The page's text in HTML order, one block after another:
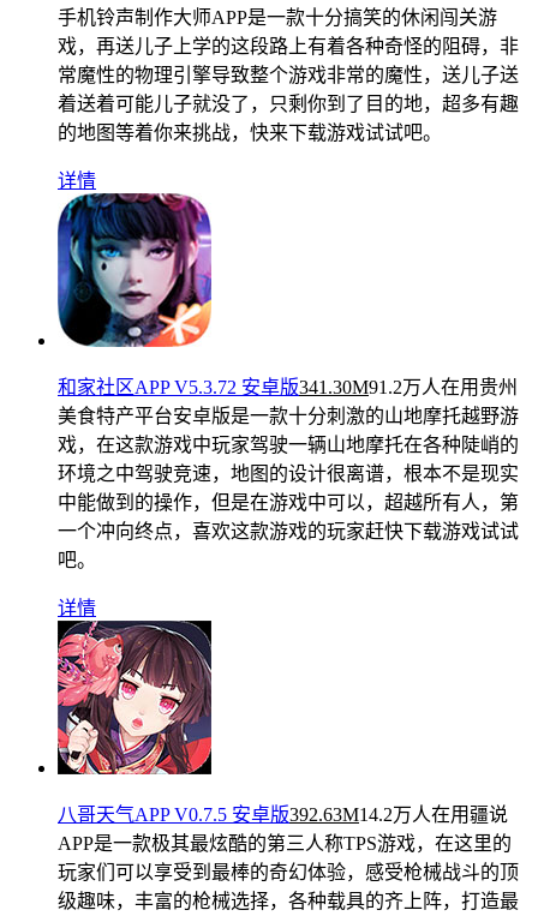
手机铃声制作大师APP是一款十分搞笑的休闲闯关游
戏，再送儿子上学的这段路上有着各种奇怪的阻碍，非
常魔性的物理引擎导致整个游戏非常的魔性，送儿子送
着送着可能儿子就没了，只剩你到了目的地，超多有趣
的地图等着你来挑战，快来下载游戏试试吧。
详情
和家社区APP V5.3.72 安卓版341.30M91.2万人在用贵州
美食特产平台安卓版是一款十分刺激的山地摩托越野游
戏，在这款游戏中玩家驾驶一辆山地摩托在各种陡峭的
环境之中驾驶竞速，地图的设计很离谱，根本不是现实
中能做到的操作，但是在游戏中可以，超越所有人，第
一个冲向终点，喜欢这款游戏的玩家赶快下载游戏试试
吧。
详情
八哥天气APP V0.7.5 安卓版392.63M14.2万人在用疆说
APP是一款极其最炫酷的第三人称TPS游戏，在这里的
玩家们可以享受到最棒的奇幻体验，感受枪械战斗的顶
级趣味，丰富的枪械选择，各种载具的齐上阵，打造最